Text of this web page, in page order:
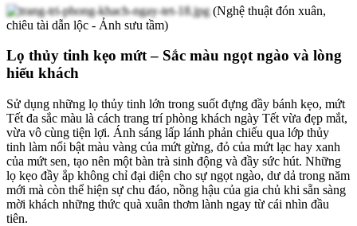
(Nghệ thuật đón xuân,
chiêu tài dẫn lộc - Ảnh sưu tầm)
Lọ thủy tinh kẹo mứt – Sắc màu ngọt ngào và lòng
hiếu khách
Sử dụng những lọ thủy tinh lớn trong suốt đựng đầy bánh kẹo, mứt
Tết đa sắc màu là cách trang trí phòng khách ngày Tết vừa đẹp mắt,
vừa vô cùng tiện lợi. Ánh sáng lấp lánh phản chiếu qua lớp thủy
tinh làm nổi bật màu vàng của mứt gừng, đỏ của mứt lạc hay xanh
của mứt sen, tạo nên một bàn trà sinh động và đầy sức hút. Những
lọ kẹo đầy ắp không chỉ đại diện cho sự ngọt ngào, dư dả trong năm
mới mà còn thể hiện sự chu đáo, nồng hậu của gia chủ khi sẵn sàng
mời khách những thức quà xuân thơm lành ngay từ cái nhìn đầu
tiên.